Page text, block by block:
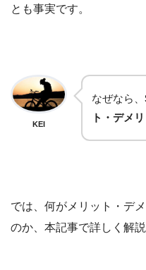
とも事実です。
KEI
なぜなら、
ト・デメ
では、何がメリット・デ
のか、本記事で詳しく解説